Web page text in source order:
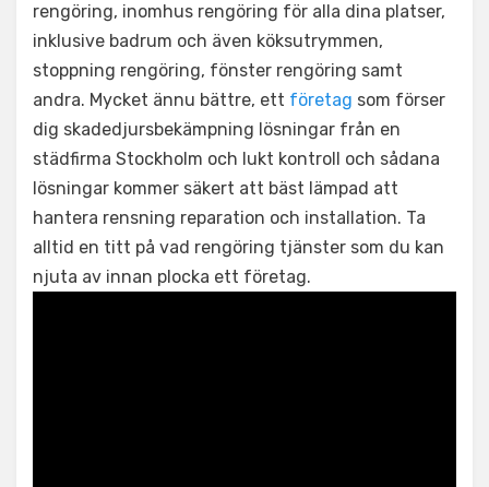
rengöring, inomhus rengöring för alla dina platser,
inklusive badrum och även köksutrymmen,
stoppning rengöring, fönster rengöring samt
andra. Mycket ännu bättre, ett företag som förser
dig skadedjursbekämpning lösningar från en
städfirma Stockholm och lukt kontroll och sådana
lösningar kommer säkert att bäst lämpad att
hantera rensning reparation och installation. Ta
alltid en titt på vad rengöring tjänster som du kan
njuta av innan plocka ett företag.